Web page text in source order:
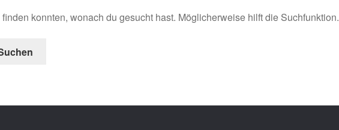
konnten, wonach du gesucht hast. Möglicherweise hilft die Suchfunktion.